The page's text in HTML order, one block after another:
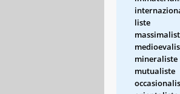
liste
mineraliste
mutualiste